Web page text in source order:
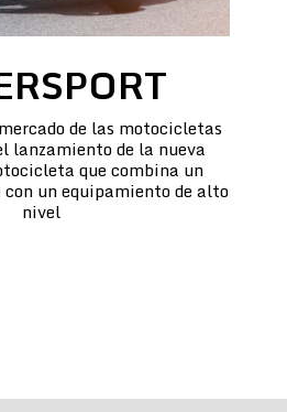
de las motocicletas
lanzamiento de la nueva
que combina un
un equipamiento de alto
nivel